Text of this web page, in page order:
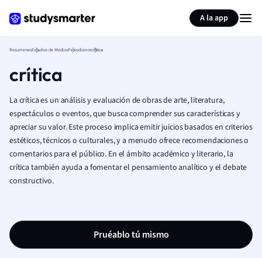
A la app
ResumenesEstudios de MediosPeriodismocrítica
crítica
La crítica es un análisis y evaluación de obras de arte, literatura,
espectáculos o eventos, que busca comprender sus características y
apreciar su valor. Este proceso implica emitir juicios basados en criterios
estéticos, técnicos o culturales, y a menudo ofrece recomendaciones o
comentarios para el público. En el ámbito académico y literario, la
crítica también ayuda a fomentar el pensamiento analítico y el debate
constructivo.
Pruéablo tú mismo
Resumir página